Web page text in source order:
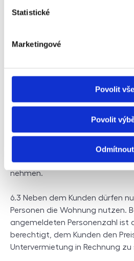
Statistické
Marketingové
Povolit vše
Povolit
Odmítnout
betreten, um die Ursachen des
6. Rechte und
6.1 Der Kunde verpflichtet sich,
Preis für die Untervermietung in
angegebenen Höhe und gemäß
6.2 Der Kunde verpflichtet sich,
des Beginns des
nehmen.
6.3 Neben dem Kunden dürfen
Personen die Wohnung nutzen.
angemeldeten Personenzahl ist
berechtigt, dem Kunden den
Untervermietung in Rechnung zu